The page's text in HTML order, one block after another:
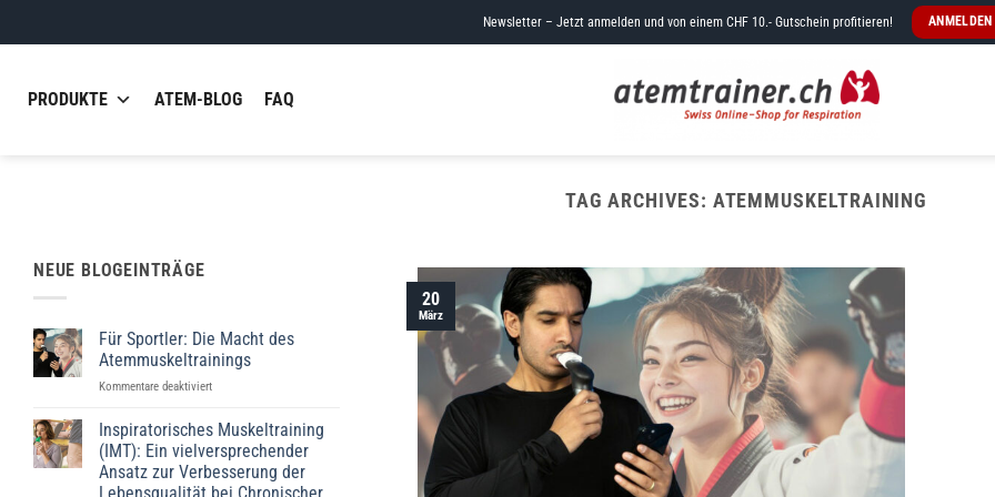
to
Newsletter – Jetzt anmelden und von einem CHF 10.- Gutschein profitieren! ANMELDEN
PRODUKTE ATEM-BLOG FAQ
TAG ARCHIVES: ATEMMUSKELTRAINING
NEUE BLOGEINTRÄGE
Für Sportler: Die Macht des
Atemmuskeltrainings
Kommentare deaktiviertfür
Sportler:
Macht
des
Inspiratorisches Muskeltraining
(IMT): Ein vielversprechender
Ansatz zur Verbesserung der
20
März